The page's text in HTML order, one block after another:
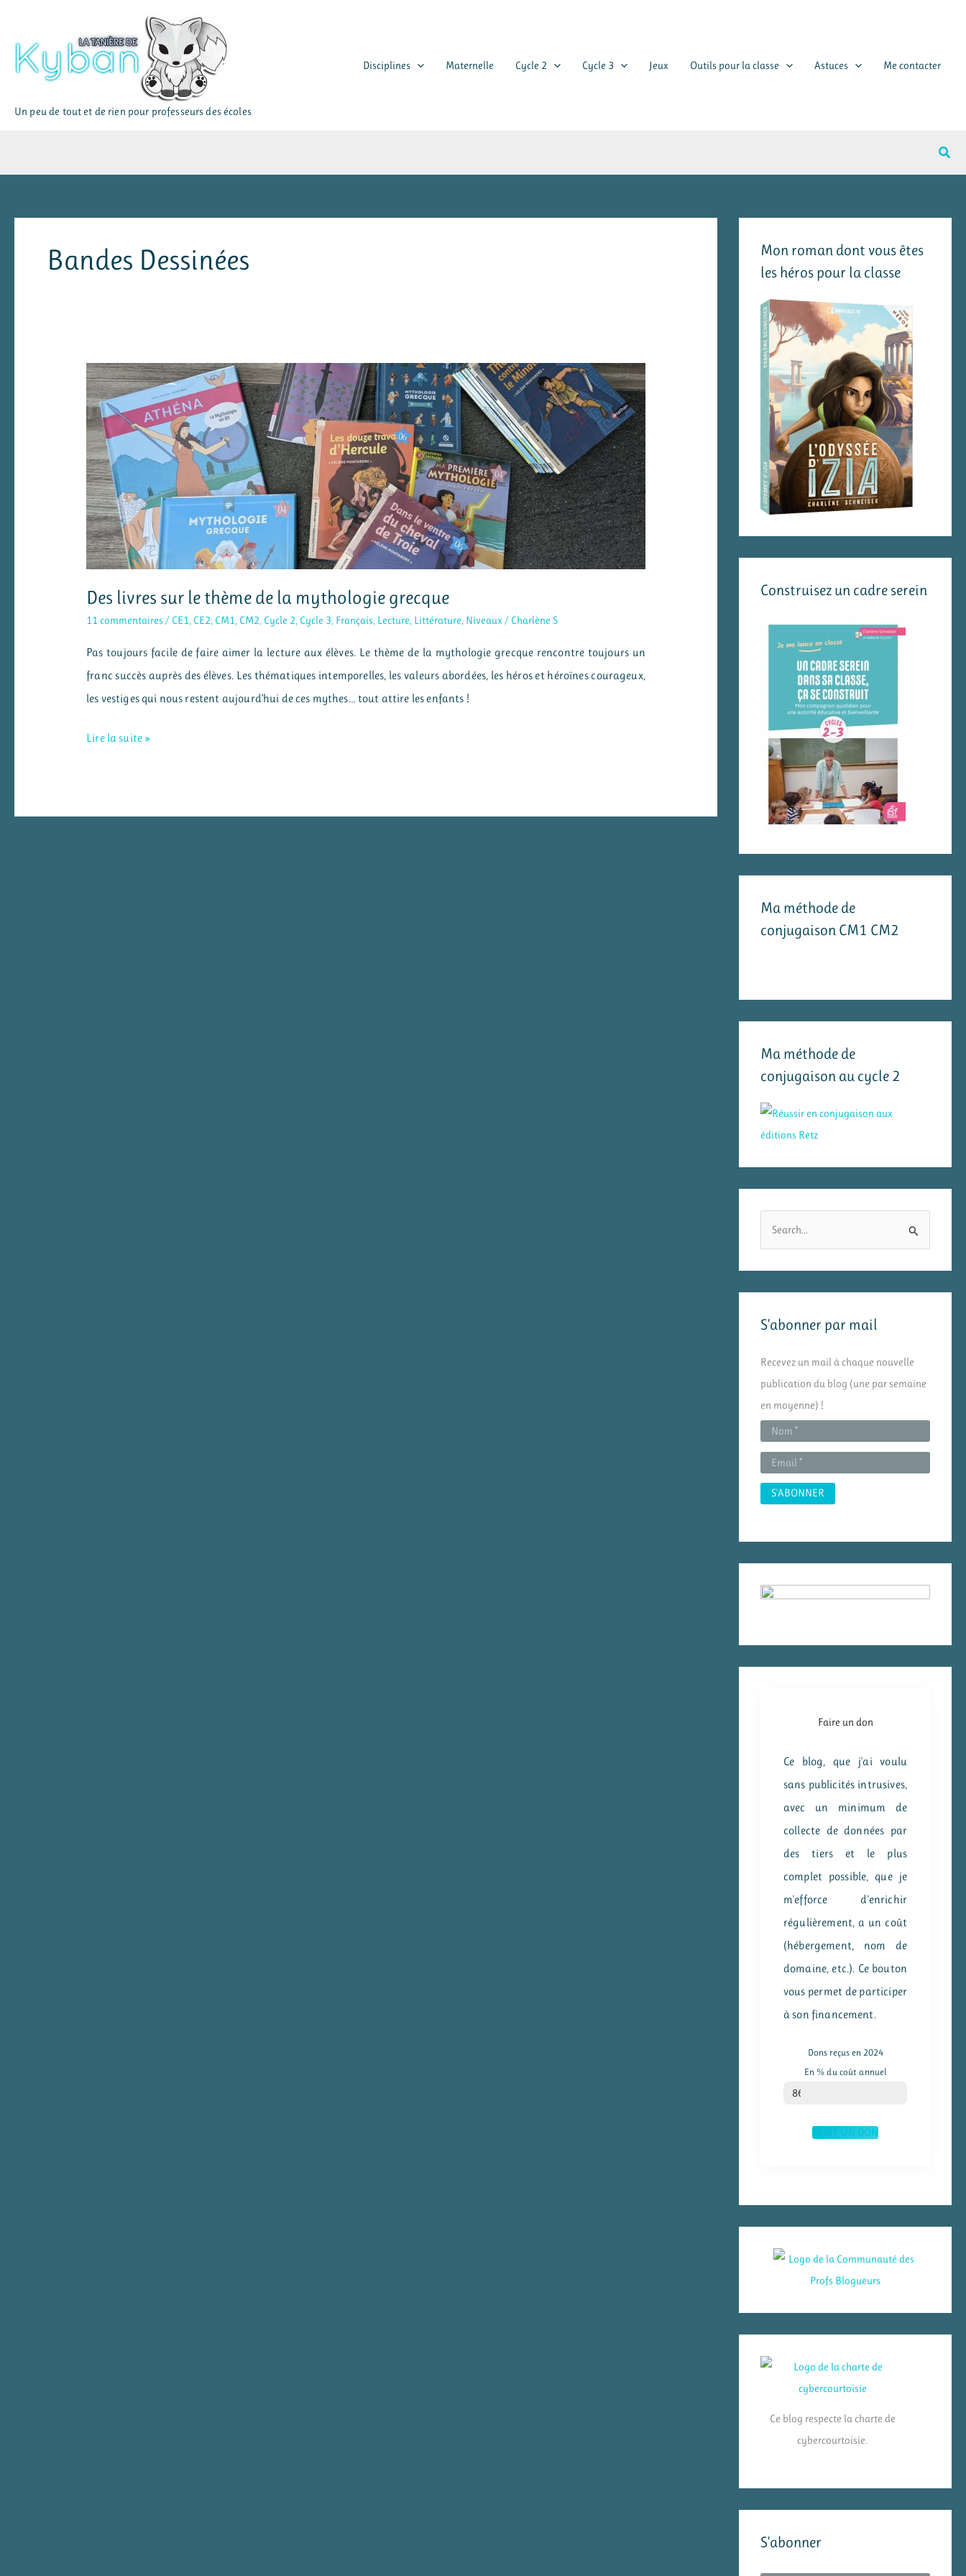
contenu
Un peu de tout et de rien pour professeurs des écoles
Disciplines Maternelle Cycle 2 Cycle 3 Jeux Outils pour la classe Astuces Me contacter
Bandes Dessinées
Des livres sur le thème de la mythologie grecque
11 commentaires/ CE1, CE2, CM1, CM2, Cycle 2, Cycle 3, Français, Lecture, Littérature, Niveaux/ Charlène S
Pas toujours facile de faire aimer la lecture aux élèves. Le thème de la mythologie grecque rencontre toujours un
franc succès auprès des élèves. Les thématiques intemporelles, les valeurs abordées, les héros et héroïnes courageux,
les vestiges qui nous restent aujourd’hui de ces mythes… tout attire les enfants !
Des
Lire la suite »
Mon roman dont vous êtes
les héros pour la classe
Construisez un cadre serein
Ma méthode de
conjugaison CM1 CM2
Ma méthode de
conjugaison au cycle 2
r
e
:
S’abonner par mail
Recevez un mail à chaque nouvelle
publication du blog (une par semaine
en moyenne) !
Faire un don
Ce blog, que j'ai voulu
sans publicités intrusives,
avec un minimum de
collecte de données par
des tiers et le plus
complet possible, que je
m'efforce d'enrichir
régulièrement, a un coût
(hébergement, nom de
domaine, etc.). Ce bouton
vous permet de participer
à son financement.
Dons reçus en 2024
En % du coût annuel
% du coût annuel
86
FAIRE UN DON
Ce blog respecte la charte de
cybercourtoisie.
S’abonner